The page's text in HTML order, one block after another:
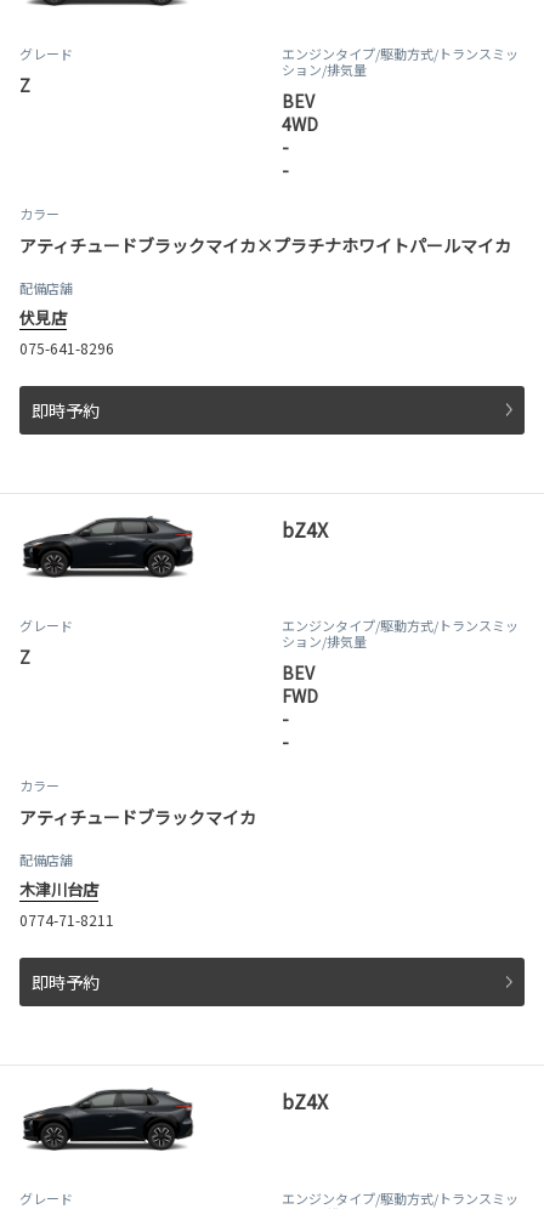
グレード
Z
エンジンタイプ/駆動方式/トランスミッ
ション/排気量
BEV
4WD
-
-
カラー
アティチュードブラックマイカ×プラチナホワイトパールマイカ
配備店舗
伏見店
075-641-8296
即時予約
bZ4X
グレード
Z
エンジンタイプ/駆動方式/トランスミッ
ション/排気量
BEV
FWD
-
-
カラー
アティチュードブラックマイカ
配備店舗
木津川台店
0774-71-8211
即時予約
bZ4X
グレード エンジンタイプ/駆動方式/トランスミッ